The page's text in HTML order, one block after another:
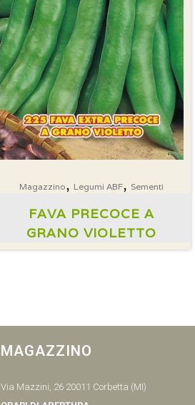
Magazzino , Legumi ABF, Sementi
FAVA PRECOCE A
GRANO VIOLETTO
MAGAZZINO
Via Mazzini, 26 20011 Corbetta (MI)